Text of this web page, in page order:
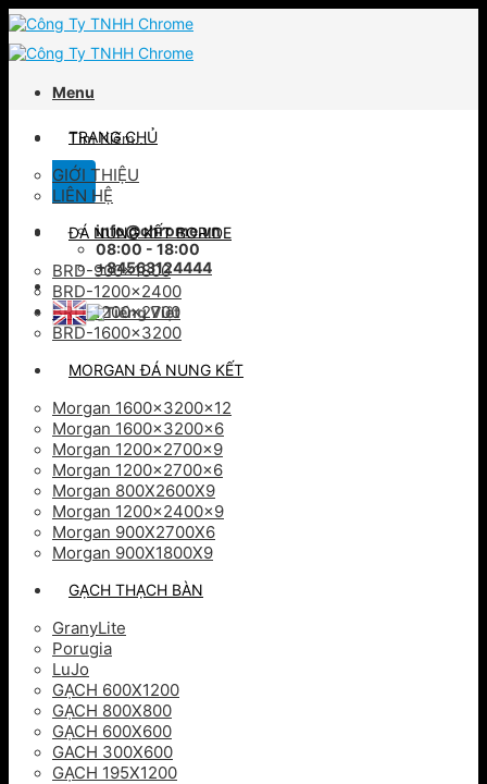
Skip
to
content
Menu
kiếm:
info@chrome.vn
08:00 - 18:00
+84563124444
TRANG CHỦ
GIỚI THIỆU
LIÊN HỆ
ĐÁ NUNG KẾT BORIDE
BRD-900×1800
BRD-1200×2400
BRD-1200×2700
BRD-1600×3200
MORGAN ĐÁ NUNG KẾT
Morgan 1600x3200x12
Morgan 1600x3200x6
Morgan 1200x2700x9
Morgan 1200x2700x6
Morgan 800X2600X9
Morgan 1200x2400x9
Morgan 900X2700X6
Morgan 900X1800X9
GẠCH THẠCH BÀN
GranyLite
Porugia
LuJo
GẠCH 600X1200
GẠCH 800X800
GẠCH 600X600
GACH 300X600
GẠCH 195X1200